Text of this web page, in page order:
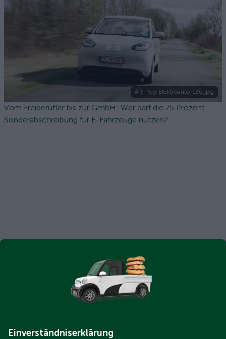
ARI Poly Elektroauto-136.jpg
Vom Freiberufler bis zur GmbH: Wer darf die 75 Prozent
Sonderabschreibung für E-Fahrzeuge nutzen?
Einverständniserklärung